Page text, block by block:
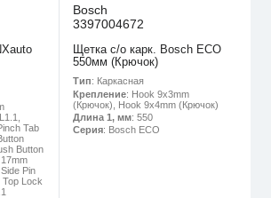
Tab
Button
Pin
Lock
Bosch
3397004672
Щетка с/о карк. Bosch ECO
550мм (Крючок)
Тип: Каркасная
Крепление: Hook 9x3mm
(Крючок), Hook 9x4mm (Крючок)
Длина 1, мм: 550
Серия: Bosch ECO